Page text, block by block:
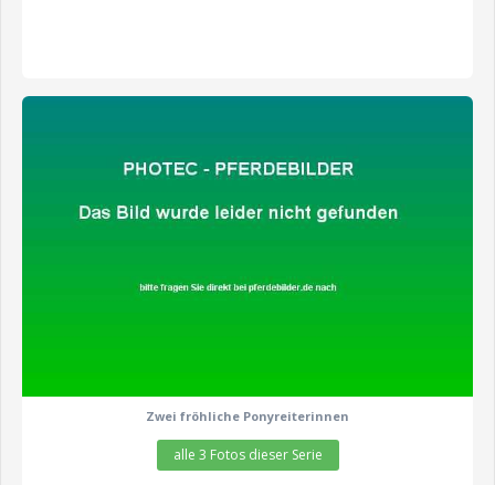
Zwei fröhliche Ponyreiterinnen
alle 3 Fotos dieser Serie